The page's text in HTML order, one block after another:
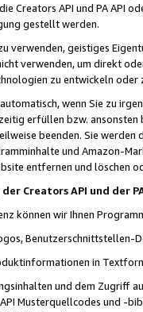
Creators API und PA API
gestellt werden.
verwenden, geistiges
verwenden, um direkt
zu entwickeln
wenn Sie zu
erfüllen bzw. ansonsten
beenden. Sie werden
und Amazon-
entfernen und löschen
Creators API und der
können wir Ihnen
Benutzerschnittstellen-
in
und dem Zugriff
API Musterquellcodes und